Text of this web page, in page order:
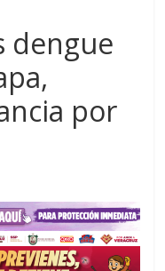
dengue
por